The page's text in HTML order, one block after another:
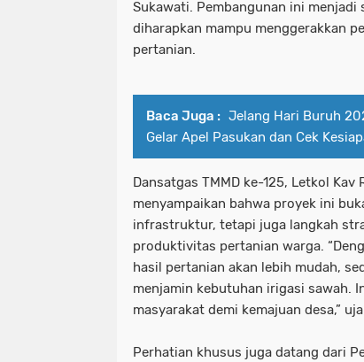
Sukawati. Pembangunan ini
diharapkan mampu menggerakkan
pertanian.
Baca Juga : Jelang Hari Buruh
Gelar Apel Pasukan dan Cek
Dansatgas TMMD ke-125, Letkol Kav
menyampaikan bahwa proyek ini
infrastruktur, tetapi juga langkah
produktivitas pertanian warga.
hasil pertanian akan lebih mudah,
menjamin kebutuhan irigasi sawah.
masyarakat demi kemajuan desa,”
Perhatian khusus juga datang dari